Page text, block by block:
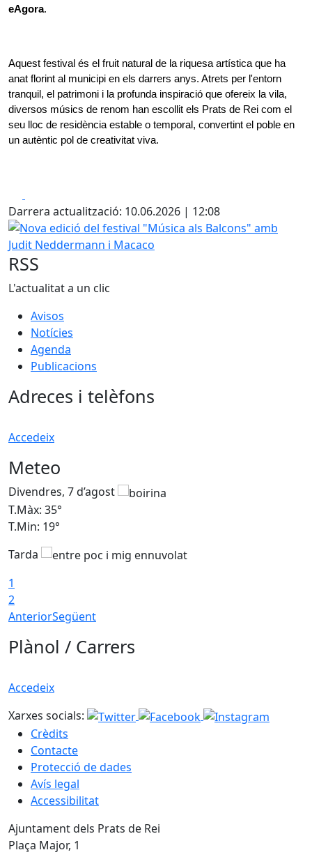
eAgora.
Aquest festival és el fruit natural de la riquesa artística que ha
anat florint al municipi en els darrers anys. Atrets per l'entorn
tranquil, el patrimoni i la profunda inspiració que ofereix la vila,
diversos músics de renom han escollit els Prats de Rei com el
seu lloc de residència estable o temporal, convertint el poble en
un autèntic pol de creativitat viva.
Darrera actualització: 10.06.2026 | 12:08
Nova edició del festival "Música als Balcons" amb Judit
RSS
L'actualitat a un clic
Avisos
Notícies
Agenda
Publicacions
Adreces i telèfons
Accedeix
Meteo
Divendres, 7 d’agost
T.Màx: 35°
T.Min: 19°
Tarda
1
2
AnteriorSegüent
Plànol / Carrers
Accedeix
Xarxes socials:
Crèdits
Contacte
Protecció de dades
Avís legal
Accessibilitat
Ajuntament dels Prats de Rei
Plaça Major, 1